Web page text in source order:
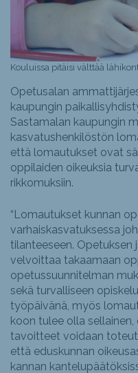
Kouluissa pitäisi välttää
Opetusalan
kaupungin
Sastamalan kaupungin
kasvatushenkilöstön
että lomautukset ovat
oppilaiden oikeuksia
rikkomuksiin.
“Lomautukset kunnan
varhaiskasvatuksessa
tilanteeseen. Opetuksen
velvoittaa takaamaan
opetussuunnitelman
sekä turvalliseen
työpäivänä, myös
koon tulee olla
tavoitteet voidaan
että eduskunnan
kannan